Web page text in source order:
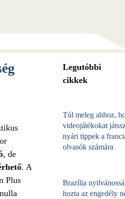
, de
. A
Plus
Legutóbbi
cikkek
Túl meleg ahhoz,
videojátékokat
nyári tippek a
olvasók számára
Brazília
hozta az engedély